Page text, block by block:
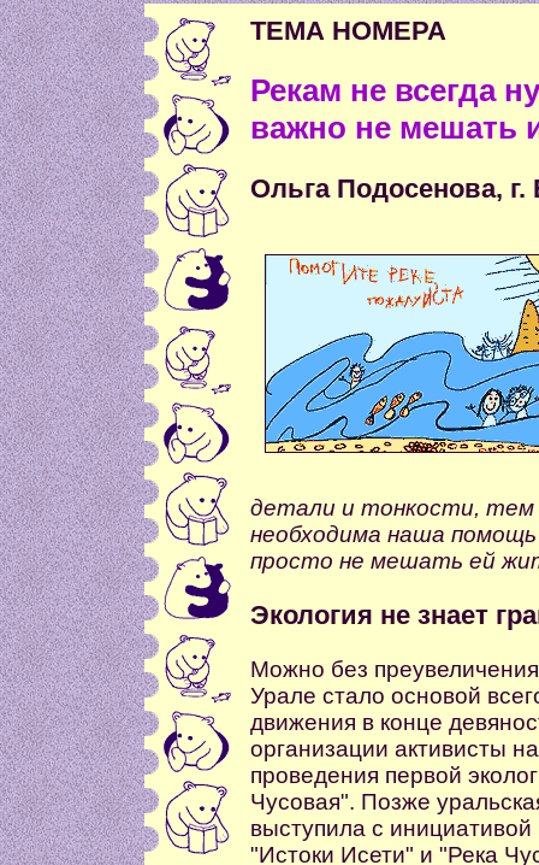
ТЕМА НОМЕРА
Рекам не всегда
важно не мешать
Ольга Подосенова, г.
детали и тонкости, тем
необходима наша
просто не мешать ей
Экология не знает
Можно без
Урале стало основой
движения в конце
организации активисты
проведения первой
Чусовая". Позже
выступила с
"Истоки Исети" и "Река